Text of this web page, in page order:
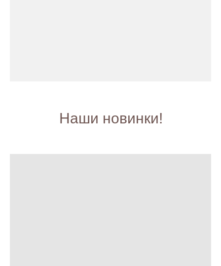
Наши новинки!